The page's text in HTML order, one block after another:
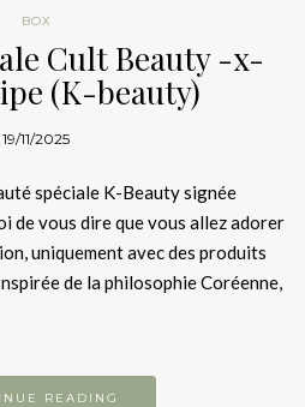
BOX
Cult Beauty -x-
(K-beauty)
19/11/2025
spéciale K-Beauty signée
de vous dire que vous allez adorer
uniquement avec des produits
de la philosophie Coréenne,
READING